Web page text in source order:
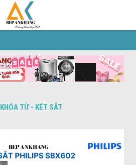
KHÓA TỪ - KÉT SẮT